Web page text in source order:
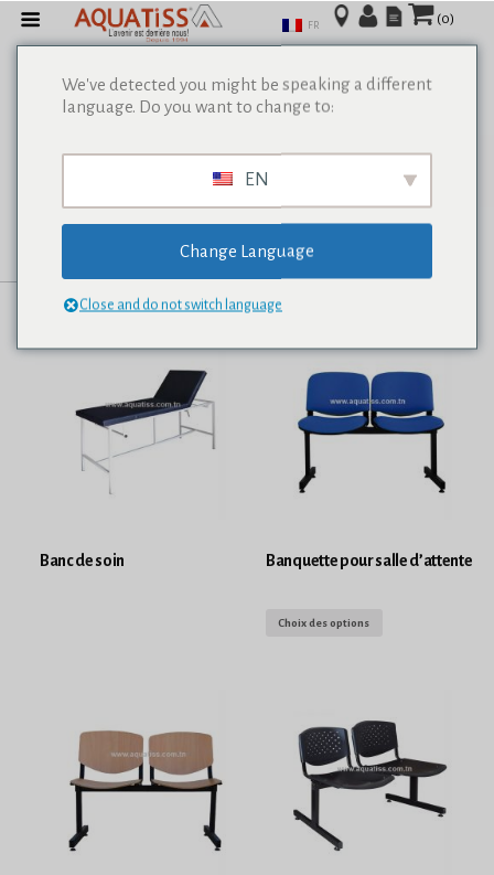
(0)
Banc de soin Banquette pour salle d’attente
Choix des options
FR
We've detected you might be speaking a different
language. Do you want to change to:
EN
Change Language
Close and do not switch language